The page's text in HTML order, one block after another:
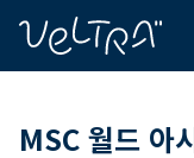
MSC 월드 아